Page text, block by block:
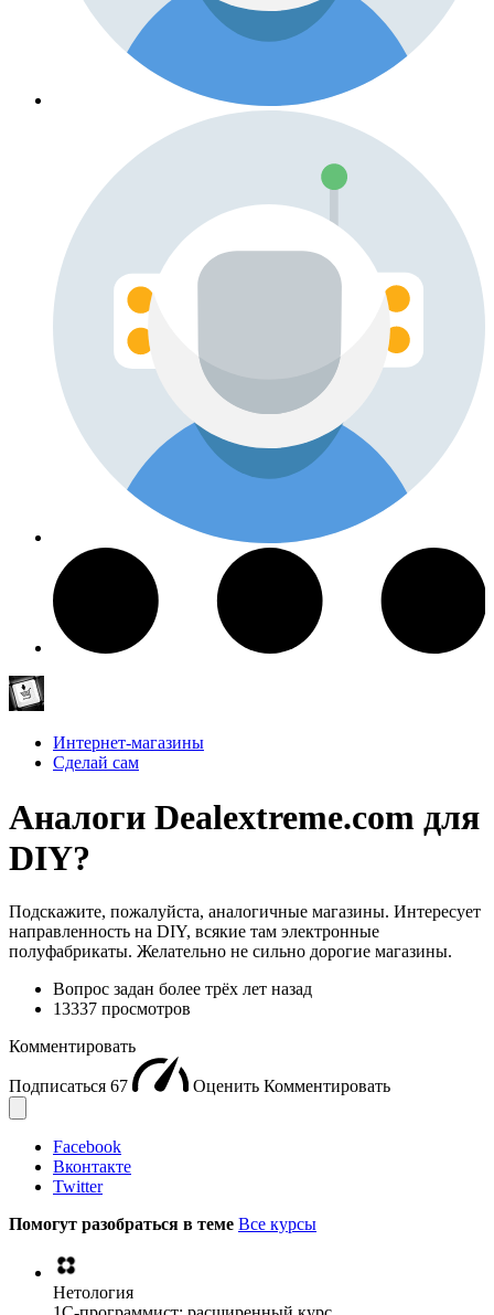
Интернет-магазины
Сделай сам
Аналоги Dealextreme.com для
DIY?
Подскажите, пожалуйста, аналогичные магазины. Интересует
направленность на DIY, всякие там электронные
полуфабрикаты. Желательно не сильно дорогие магазины.
Вопрос задан более трёх лет назад
13337 просмотров
Комментировать
Подписаться 67 Оценить Комментировать
Facebook
Вконтакте
Twitter
Помогут разобраться в теме Все курсы
Нетология